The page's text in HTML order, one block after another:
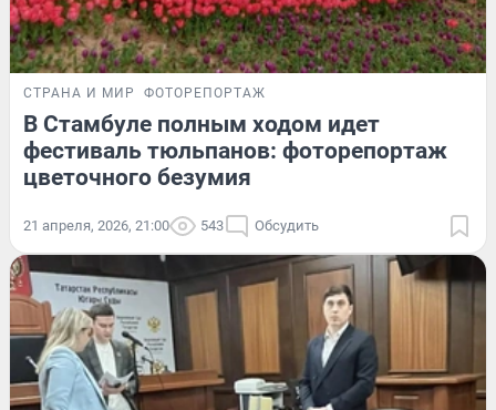
СТРАНА И МИР ФОТОРЕПОРТАЖ
В Стамбуле полным ходом идет
фестиваль тюльпанов: фоторепортаж
цветочного безумия
21 апреля, 2026, 21:00 543 Обсудить